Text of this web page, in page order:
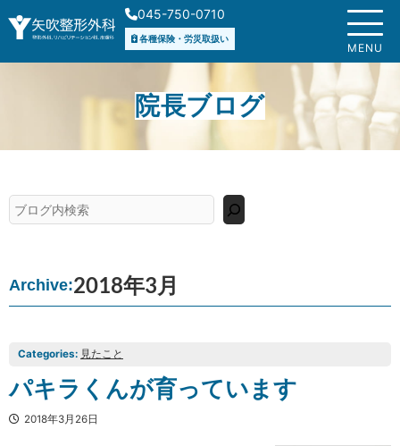
容
ス
045-750-0710
各種保険・労災取扱い
MENU
院長ブログ
検
索
Archive:2018年3月
Categories: 見たこと
パキラくんが育っています
2018年3月26日